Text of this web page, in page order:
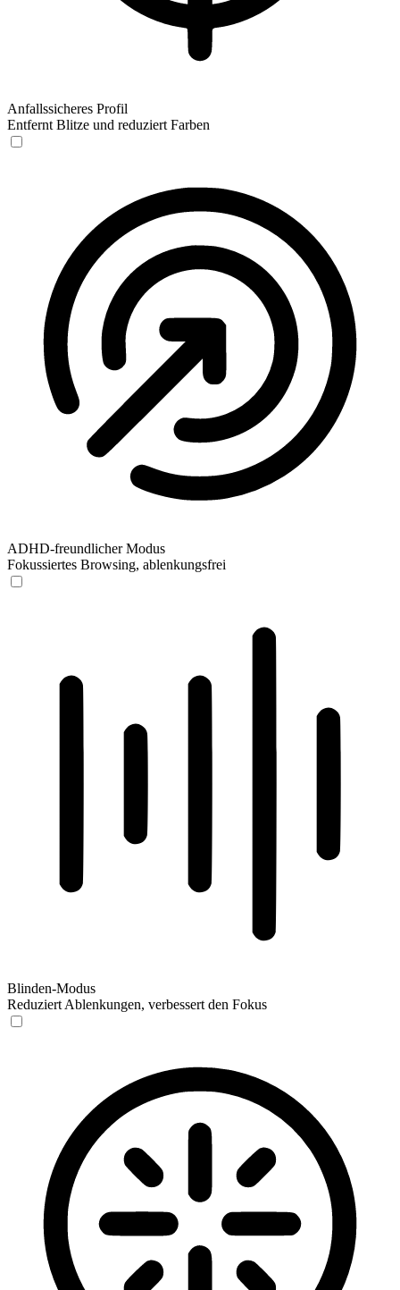
Anfallssicheres Profil
Entfernt Blitze und reduziert Farben
ADHD-freundlicher Modus
Fokussiertes Browsing, ablenkungsfrei
Blinden-Modus
Reduziert Ablenkungen, verbessert den Fokus